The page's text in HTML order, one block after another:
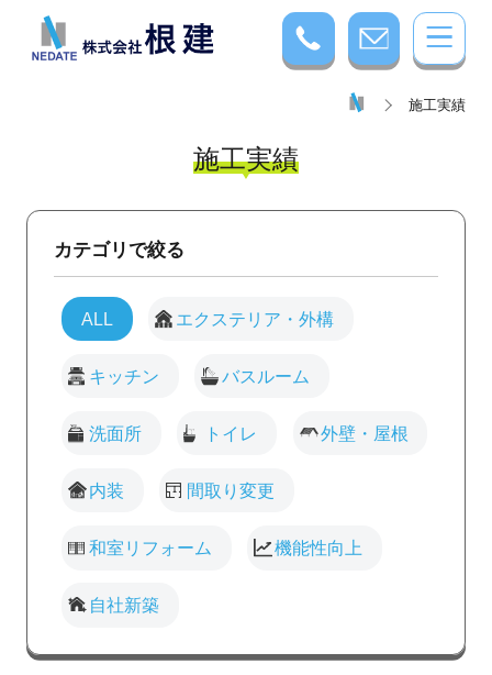
施工実績
施工実績
カテゴリで絞る
ALL エクステリア・外構
キッチン バスルーム
洗面所 トイレ 外壁・屋根
内装 間取り変更
和室リフォーム 機能性向上
自社新築